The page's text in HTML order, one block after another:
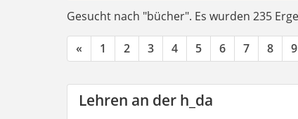
Gesucht nach "bücher". Es wurden 235
« 1 2 3 4 5 6 7 8 9
Lehren an der h_da